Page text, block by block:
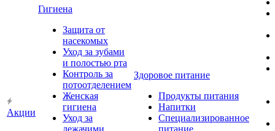
Акции
Гигиена
Защита от
насекомых
Уход за зубами
и полостью рта
Контроль за
потоотделением
Женская
гигиена
Уход за
лежачими
Здоровое питание
Продукты питания
Напитки
Специализированное
питание